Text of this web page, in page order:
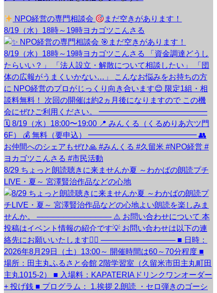
NPO経営の専門相談会
まだ空きがあります！
8/19（水）18時～19時ヨカゴツこんさる
8/29 ちょっと朗読聴きに来ませんか夏 ～わかばの朗読プチ
LIVE・夏～ 宮澤賢治作品などの心地